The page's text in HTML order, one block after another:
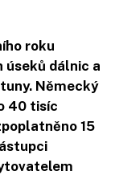
roku
úseků dálnic a
Německý
40 tisíc
15